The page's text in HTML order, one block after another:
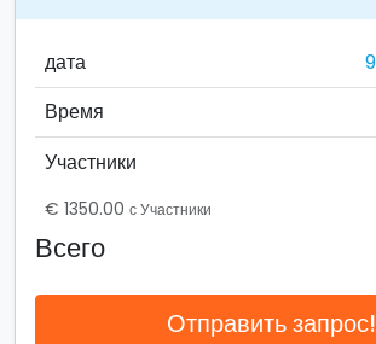
дата
Время
Участники
€ 1350.00 с Участники
Всего
Отправить запрос!